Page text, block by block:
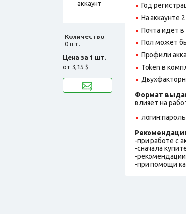
Количество
0 шт.
Цена за 1 шт.
от 3,15 $
Год
На аккаунте
Почта идет
Пол может
Профили
Token в
Формат
влияет на
-при работе с
-сначала
-рекомендации
-при помощи